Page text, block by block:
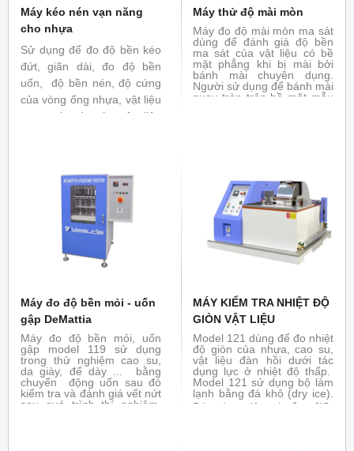
Máy kéo nén vạn năng
cho nhựa
Sử dụng để đo độ bền kéo
đứt, giãn dài, đo độ bền
uốn, độ bền nén, độ cứng
của vòng ống nhựa, vật liệu
composit và các vật liệu
ISO 14125:1998, ISO
9969:2007
Máy thử độ mài mòn
Máy đo độ mài mòn ma sát
dùng để đánh giá độ bền
ma sát của vật liệu có bề
mặt phẳng khi bị mài bởi
bánh mài chuyên dụng.
Người sử dụng để bánh mài
quay tròn trên bề mặt mẫu
D1044, ISO 4649, ISO 5470
Máy đo độ bền mỏi - uốn
gập DeMattia
Máy đo độ bền mỏi, uốn
gập model 119 sử dụng
trong thử nghiệm cao su,
da giày, đế dày ... bằng
chuyển động uốn sau đó
kiểm tra và đánh giá vết nứt
sau quá trình thí nghiệm.
MÁY KIỂM TRA NHIỆT ĐỘ
GIÒN VẬT LIỆU
Model 121 dùng để đo nhiệt
độ giòn của nhựa, cao su,
vật liệu đàn hồi dưới tác
dụng lực ở nhiệt độ thấp.
Model 121 sử dụng bộ làm
lạnh bằng đá khô (dry ice).
Đáp ứng tiêu chuẩn:
JIS-